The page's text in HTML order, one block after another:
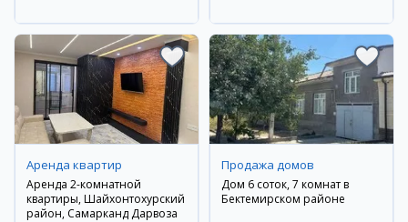
район
Аренда квартир
Аренда 2-комнатной
квартиры, Шайхонтохурский
район, Самарканд Дарвоза
Продажа домов
Дом 6 соток, 7 комнат в
Бектемирском районе